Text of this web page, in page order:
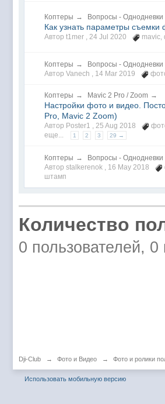
Коптеры → Вопросы - Однодневки
Как узнать параметры съемки
Автор t1mer , 24 Jul 2020 mavic,
Коптеры → Вопросы - Однодневки
Автор Vanech , 14 Mar 2019
Коптеры → Mavic 2 Pro / Zoom →
Настройки фото и видео.
Pro, Mavic 2 Zoom)
Автор Poster1 , 25 Aug 2018
еще...
1 2 3 29 →
Коптеры → Вопросы - Однодневки
Автор stalkerenok , 16 May 2018
штамп
Количество
0 пользователей,
Dji-Club → Фото и Видео → Фото и ролики
Использовать мобильную версию